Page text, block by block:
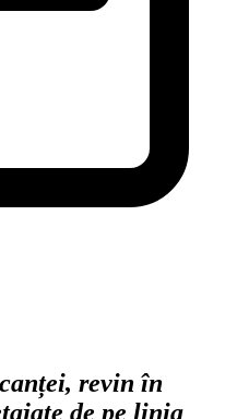
revin în
de pe linia